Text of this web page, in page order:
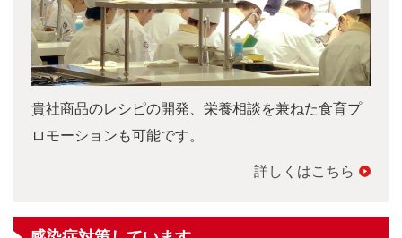
貴社商品のレシピの開発、栄養相談を兼ねた食育プ
ロモーションも可能です。
詳しくはこちら